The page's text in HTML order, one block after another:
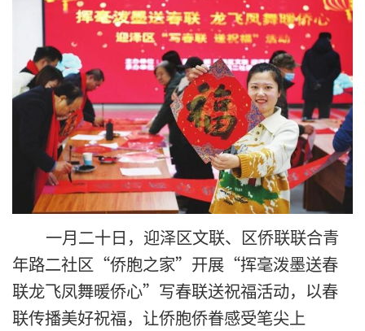
一月二十日，迎泽区文联、区侨联联合青
年路二社区“侨胞之家”开展“挥毫泼墨送春
联龙飞凤舞暖侨心”写春联送祝福活动，以春
联传播美好祝福，让侨胞侨眷感受笔尖上